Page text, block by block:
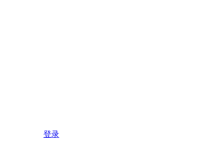
登录